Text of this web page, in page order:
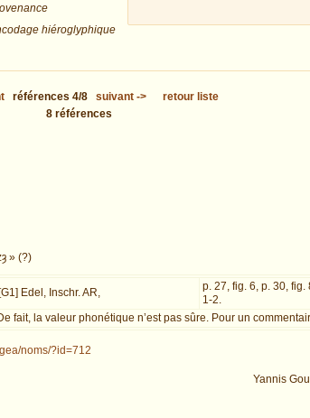
hiéroglyphique
références 4/8 suivant->
retour liste
8 références
» (?)
[G1] Edel, Inschr. AR,
p. 27, fig. 6, p. 30, fig.
1-2.
fait, la valeur phonétique n’est pas sûre. Pour un
noms/?id=712
Yannis